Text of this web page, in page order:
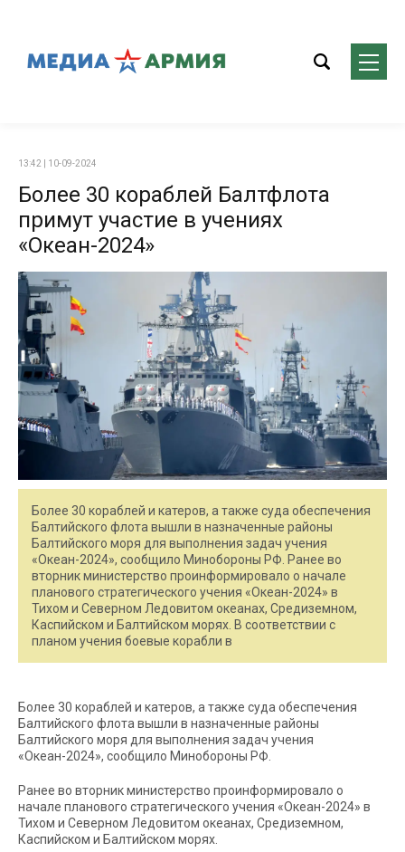
13:42 | 10-09-2024
Более 30 кораблей Балтфлота
примут участие в учениях
«Океан-2024»
Более 30 кораблей и катеров, а также суда обеспечения
Балтийского флота вышли в назначенные районы
Балтийского моря для выполнения задач учения
«Океан-2024», сообщило Минобороны РФ. Ранее во
вторник министерство проинформировало о начале
планового стратегического учения «Океан-2024» в
Тихом и Северном Ледовитом океанах, Средиземном,
Каспийском и Балтийском морях. В соответствии с
планом учения боевые корабли в
Более 30 кораблей и катеров, а также суда обеспечения
Балтийского флота вышли в назначенные районы
Балтийского моря для выполнения задач учения
«Океан-2024», сообщило Минобороны РФ.
Ранее во вторник министерство проинформировало о
начале планового стратегического учения «Океан-2024» в
Тихом и Северном Ледовитом океанах, Средиземном,
Каспийском и Балтийском морях.